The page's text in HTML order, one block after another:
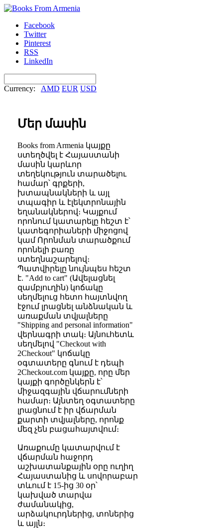
Facebook
Twitter
Pinterest
RSS
LinkedIn
Currency: AMD EUR USD
Մեր մասին
Books from Armenia կայքը
ստեղծվել է Հայաստանի
մասին կարևոր
տեղեկություն տարածելու
համար՝ գրքերի,
խտապնակների և այլ
տպագիր և էլեկտրոնային
եղանակներով։ Կայքում
որոնում կատարելը հեշտ է՝
կատեգորիաների միջոցով
կամ Որոնման տարածքում
որոնելի բառը
ստեղնաշարելով։
Պատվիրելը նույնպես հեշտ
է. "Add to cart" (Ավելացնել
զամբյուղին) կոճակը
սեղմելուց հետո հայտնվող
էջում լրացնել անձնական և
առաքման տվյալները
"Shipping and personal information"
վերնագրի տակ։ Այնուհետև
սեղմելով "Checkout with
2Checkout" կոճակը
օգտատերը գնում է դեպի
2Checkout.com կայքը, որը մեր
կայքի գործընկերն է՝
միջազգային վճարումների
համար։ Այնտեղ օգտատերը
լրացնում է իր վճարման
քարտի տվյալները, որոնք
մեզ չեն բացահայտվում։
Առաքումը կատարվում է
վճարման հաջորդ
աշխատանքային օրը ուղիղ
Հայաստանից և սովորաբար
տևում է 15-ից 30 օր՝
կախված տարվա
ժամանակից,
արձակուրդներից, տոներից
և այլն։